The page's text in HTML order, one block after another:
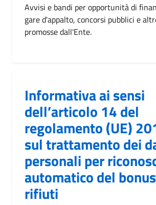
Avvisi e bandi per opportunità di
gare d'appalto, concorsi pubblici e
promosse dall'Ente.
Informativa ai sensi
dell’articolo 14 del
regolamento (UE)
sul trattamento dei
personali per
automatico del
rifiuti